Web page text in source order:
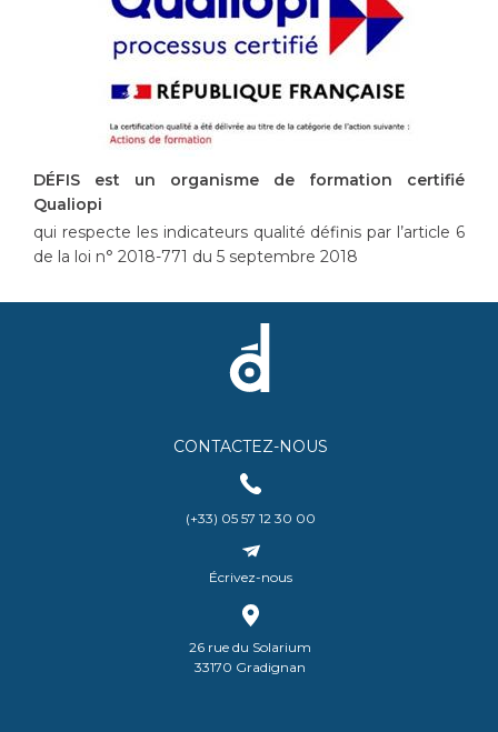
DÉFIS est un organisme de formation certifié
Qualiopi
qui respecte les indicateurs qualité définis par l’article 6
de la loi n° 2018-771 du 5 septembre 2018
CONTACTEZ-NOUS
(+33) 05 57 12 30 00
Écrivez-nous
26 rue du Solarium
33170 Gradignan